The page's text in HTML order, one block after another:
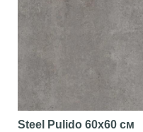
Steel Pulido 60x60 см